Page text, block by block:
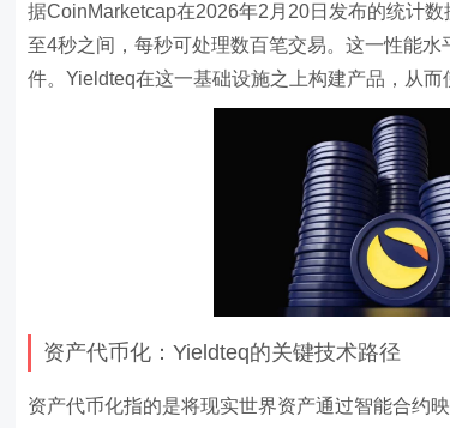
据CoinMarketcap在2026年2月20日发布的统计
至4秒之间，每秒可处理数百笔交易。这一性能
件。Yieldteq在这一基础设施之上构建产品，从而
资产代币化：Yieldteq的关键技术路径
资产代币化指的是将现实世界资产通过智能合约